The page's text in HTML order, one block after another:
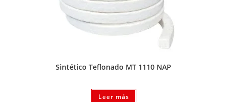
Sintético Teflonado MT 1110 NAP
Leer más